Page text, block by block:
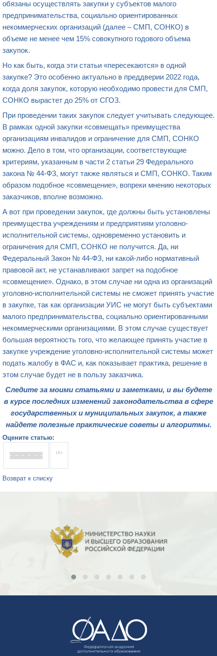
обязаны осуществлять закупки у субъектов малого
предпринимательства, социально ориентированных
некоммерческих организаций (далее – СМП, СОНКО) в
объеме не менее чем 15% совокупного годового объема
закупок.
Но как быть, когда эти статьи «пересекаются» в одной
закупке? Это особенно актуально в преддверии 2022 года,
когда доля закупок, которую необходимо провести для СМП,
СОНКО вырастет до 25% от СГОЗ.
При проведении таких закупок следует учитывать следующее.
В рамках одной закупки «совмещать» преимущества
организациям инвалидов и ограничение для СМП, СОНКО
можно. Дело в том, что организации, соответствующие
критериям, указанным в части 2 статьи 29 Федерального
закона № 44-ФЗ, могут также являться и СМП, СОНКО. Таким
образом подобное «совмещение», вопреки мнению некоторых
заказчиков, вполне возможно.
А вот при проведении закупок, где должны быть установлены
преимущества учреждениям и предприятиям уголовно-
исполнительной системы, одновременно установить и
ограничения для СМП, СОНКО не получится. Да, ни
Федеральный Закон № 44-ФЗ, ни какой-либо нормативный
правовой акт, не устанавливают запрет на подобное
«совмещение». Однако, в этом случае ни одна из организаций
уголовно-исполнительной системы не сможет принять участие
в закупке, так как организации УИС не могут быть субъектами
малого предпринимательства, социально ориентированными
некоммерческими организациями. В этом случае существует
большая вероятность того, что желающее принять участие в
закупке учреждение уголовно-исполнительной системы может
подать жалобу в ФАС и, как показывает практика, решение в
этом случае будет не в пользу заказчика.
Следите за моими статьями и заметками, и вы будете
в курсе последних изменений законодательства в сфере
государственных и муниципальных закупок, а также
найдете полезные практические советы и алгоритмы.
Оцените статью:
( 0 )
Возврат к списку